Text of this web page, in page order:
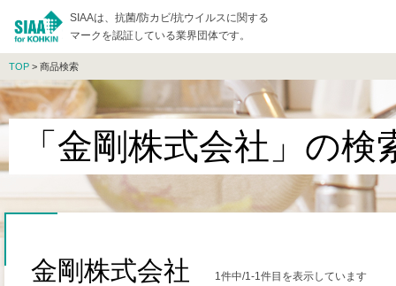
SIAAは、抗菌/防カビ/抗ウイルスに関する
マークを認証している業界団体です。
TOP > 商品検索
「金剛株式会社」の検
金剛株式会社 1件中/1-1件目を表示しています